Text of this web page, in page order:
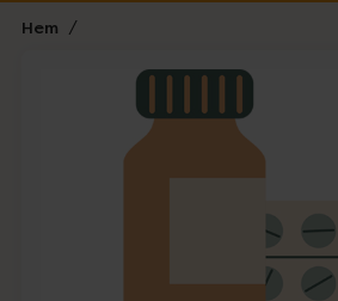
Hem
Lista: . Innehåller 1 objekt.